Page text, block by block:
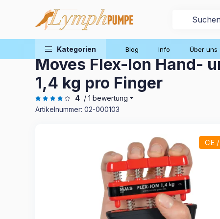
Kategorien Blog Info Über uns
Moves Flex-Ion Hand-
1,4 kg pro Finger
4 / 1 bewertung
Artikelnummer: 02-000103
CE